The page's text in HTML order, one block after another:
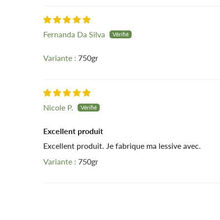
Fernanda Da Silva
750gr
Nicole P.
Excellent produit
Excellent produit. Je fabrique ma lessive avec.
750gr